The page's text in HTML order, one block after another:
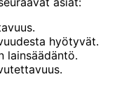
hyötyvät.
lainsäädäntö.